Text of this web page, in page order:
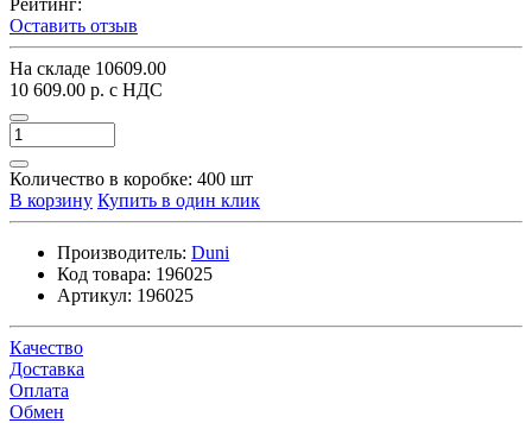
Оставить отзыв
На складе 10609.00
10 609.00 р. с НДС
Количество в коробке: 400 шт
В корзину Купить в один клик
Производитель: Duni
Код товара: 196025
Артикул: 196025
Качество
Доставка
Оплата
Обмен